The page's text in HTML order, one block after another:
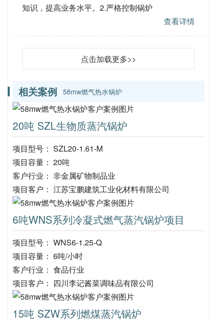
知识，提高业务水平。2.严格控制锅炉
查看详情
点击加载更多>>
相关案例 58mw燃气热水锅炉
20吨 SZL生物质蒸汽锅炉
项目型号： SZL20-1.61-M
项目容量： 20吨
客户行业： 非金属矿物制品业
项目客户： 江苏宝鹏建筑工业化材料有限公司
6吨WNS系列冷凝式燃气蒸汽锅炉项目
项目型号： WNS6-1.25-Q
项目容量： 6吨/小时
客户行业： 食品行业
项目客户： 四川李记酱菜调味品有限公司
15吨 SZW系列燃煤蒸汽锅炉